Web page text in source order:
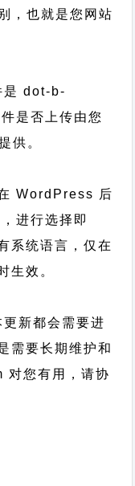
，也就是您网站
是 dot-b-
是否上传由您
供。
WordPress 后
进行选择即
系统语言，仅在
生效。
新都会需要进
需要长期维护和
您有用，请协